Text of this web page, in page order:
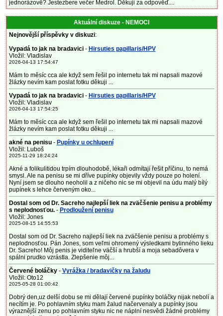
jednorázově? Jestezbere večer Medrol. Děkuji za odpověď....
Aktuální diskuze - NEMOCI
Nejnovější příspěvky v diskuzi:
Vypadá to jak na bradavici - Hirsuties papillaris/HPV
Vložil: Vladislav
2026-04-13 17:54:47
Mám to měsíc cca ale když sem řešil po internetu tak mi napsali mazové
žlázky nevím kam poslat fotku děkuji ...
Vypadá to jak na bradavici - Hirsuties papillaris/HPV
Vložil: Vladislav
2026-04-13 17:54:25
Mám to měsíc cca ale když sem řešil po internetu tak mi napsali mazové
žlázky nevím kam poslat fotku děkuji ...
akné na penisu- Pupínky u ochlupení
Vložil: Luboš
2025-11-29 18:24:24
Akné a folikulitidou trpím dlouhodobě, lékaři odmítají řešit příčinu, to nemá
smysl. Ale na penisu se mi dříve pupínky objevily vždy pouze po holení.
Nyní jsem se dlouho neoholil a z ničeho nic se mi objevil na údu malý bílý
pupínek s lehce červeným oko...
Dostal som od Dr. Sacreho najlepší liek na zväčšenie penisu a problémy
s neplodnosťou.- Prodloužení penisu
Vložil: Jones
2025-08-15 14:55:53
Dostal som od Dr. Sacreho najlepší liek na zväčšenie penisu a problémy s
neplodnosťou. Pán Jones, som veľmi ohromený výsledkami bylinného lieku
Dr. Sacreho! Môj penis je viditeľne väčší a hrubší a moja sebadôvera v
spálni prudko vzrástla. Zlepšenie môj...
Červené boláčky - Vyrážka / bradavičky na žaludu
Vložil: Oto12
2025-05-28 01:00:42
Dobrý den,uz delší dobu se mi dělají červené pupínky boláčky nijak nebolí a
necítím je. Po pohlavním styku mam žalud načervenaly a pupínky jsou
výraznější zenu po pohlavním styku nic ne náplní nesvědi žádné problémy